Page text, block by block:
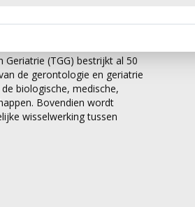
(TGG) bestrijkt al 50
de gerontologie en geriatrie
biologische, medische,
Bovendien wordt
wisselwerking tussen